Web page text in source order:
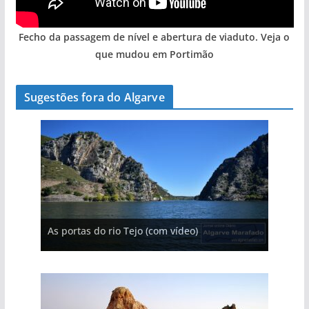
Fecho da passagem de nível e abertura de viaduto. Veja o
que mudou em Portimão
Sugestões fora do Algarve
As portas do rio Tejo (com vídeo)
A piscina natural com cascata
A aldeia mais portuguesa de Portugal (com
vídeo)